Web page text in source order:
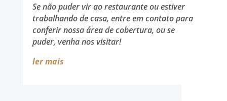
Se não puder vir ao restaurante ou estiver
trabalhando de casa, entre em contato para
conferir nossa área de cobertura, ou se
puder, venha nos visitar!
ler mais